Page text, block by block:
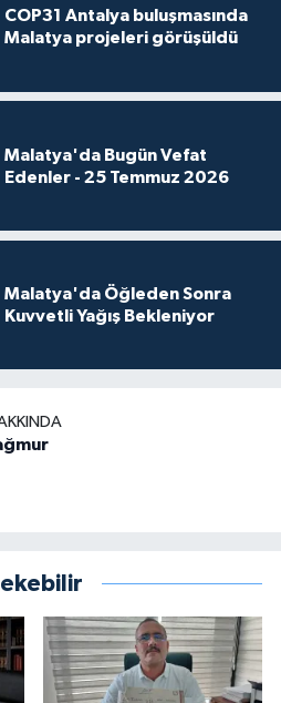
COP31 Antalya buluşmasında
Malatya projeleri görüşüldü
Malatya'da Bugün Vefat
Edenler - 25 Temmuz 2026
Malatya'da Öğleden Sonra
Kuvvetli Yağış Bekleniyor